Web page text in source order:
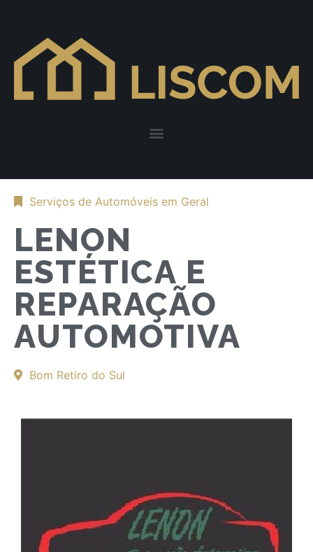
Serviços de Automóveis em Geral
LENON
ESTÉTICA E
REPARAÇÃO
AUTOMOTIVA
Bom Retiro do Sul